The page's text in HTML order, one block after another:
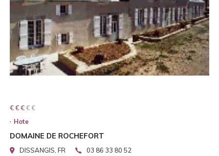
€ € € € €
€ € €
Hote
DOMAINE DE ROCHEFORT
DISSANGIS, FR 03 86 33 80 52